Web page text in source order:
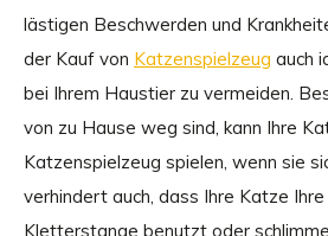
lästigen Beschwerden und
der Kauf von Katzenspielzeug auch
bei Ihrem Haustier zu vermeiden.
von zu Hause weg sind, kann Ihre
Katzenspielzeug spielen, wenn sie
verhindert auch, dass Ihre Katze
Kletterstange benutzt oder